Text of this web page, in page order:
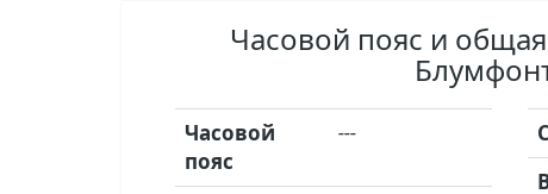
Часовой пояс и
Часовой
пояс
---